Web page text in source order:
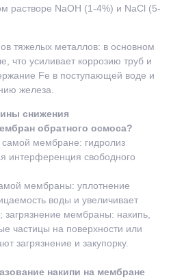
растворе NaOH (1-4%) и NaCl (5-
тяжелых металлов: в основном
что усиливает коррозию труб и
Fe в поступающей воде и
железа.
снижения
обратного осмоса?
мембране: гидролиз
интерференция свободного
мембраны: уплотнение
воды и увеличивает
загрязнение мембраны: накипь,
частицы на поверхности или
загрязнение и закупорку.
накипи на мембране